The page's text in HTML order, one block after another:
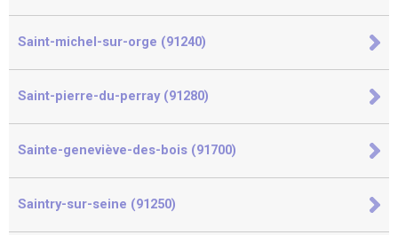
Saint-michel-sur-orge (91240)
Saint-pierre-du-perray (91280)
Sainte-geneviève-des-bois (91700)
Saintry-sur-seine (91250)